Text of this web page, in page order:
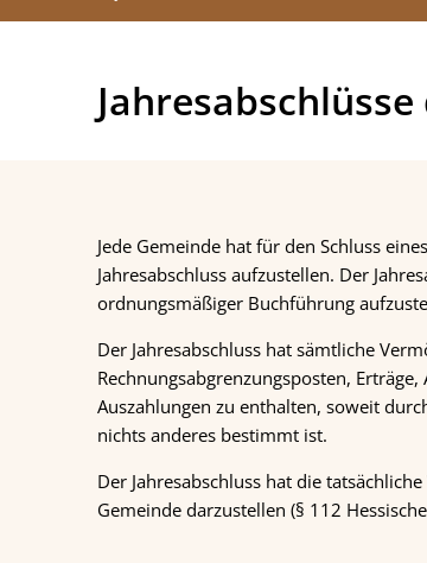
Jahresabschlüsse
Jede Gemeinde hat für den Schluss
Jahresabschluss aufzustellen. Der
ordnungsmäßiger Buchführung
Der Jahresabschluss hat sämtliche
Rechnungsabgrenzungsposten,
Auszahlungen zu enthalten, soweit
nichts anderes bestimmt ist.
Der Jahresabschluss hat die
Gemeinde darzustellen (§ 112